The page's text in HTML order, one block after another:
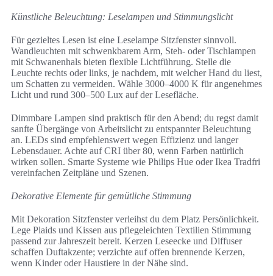
Künstliche Beleuchtung: Leselampen und Stimmungslicht
Für gezieltes Lesen ist eine Leselampe Sitzfenster sinnvoll.
Wandleuchten mit schwenkbarem Arm, Steh- oder Tischlampen
mit Schwanenhals bieten flexible Lichtführung. Stelle die
Leuchte rechts oder links, je nachdem, mit welcher Hand du liest,
um Schatten zu vermeiden. Wähle 3000–4000 K für angenehmes
Licht und rund 300–500 Lux auf der Lesefläche.
Dimmbare Lampen sind praktisch für den Abend; du regst damit
sanfte Übergänge von Arbeitslicht zu entspannter Beleuchtung
an. LEDs sind empfehlenswert wegen Effizienz und langer
Lebensdauer. Achte auf CRI über 80, wenn Farben natürlich
wirken sollen. Smarte Systeme wie Philips Hue oder Ikea Tradfri
vereinfachen Zeitpläne und Szenen.
Dekorative Elemente für gemütliche Stimmung
Mit Dekoration Sitzfenster verleihst du dem Platz Persönlichkeit.
Lege Plaids und Kissen aus pflegeleichten Textilien Stimmung
passend zur Jahreszeit bereit. Kerzen Leseecke und Diffuser
schaffen Duftakzente; verzichte auf offen brennende Kerzen,
wenn Kinder oder Haustiere in der Nähe sind.